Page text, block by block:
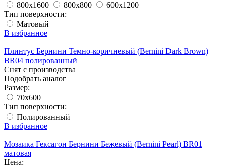
800x1600
800x800
600x1200
Тип поверхности:
Матовый
В избранное
Плинтус Бернини Темно-коричневый (Bernini Dark Brown)
BR04 полированный
Снят с производства
Подобрать аналог
Размер:
70x600
Тип поверхности:
Полированный
В избранное
Мозаика Гексагон Бернини Бежевый (Bernini Pearl) BR01
матовая
Цена: